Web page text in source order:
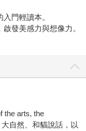
門輕讀本。
發美感力與想像力。
the arts, the
自然、和貓說話，以